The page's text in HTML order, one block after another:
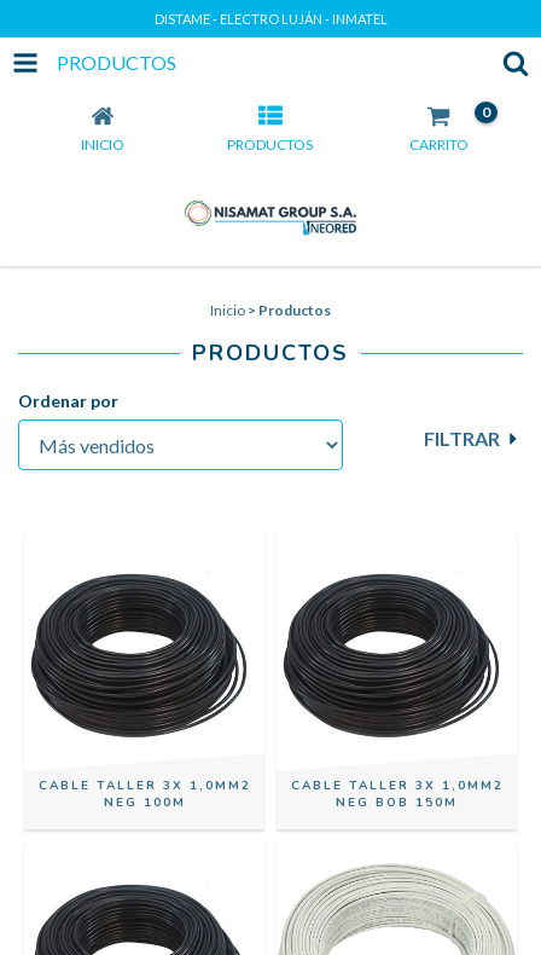
DISTAME - ELECTRO LUJÁN - INMATEL
PRODUCTOS
INICIO PRODUCTOS CARRITO
0
Inicio > Productos
PRODUCTOS
Ordenar por
FILTRAR
CABLE TALLER 3X 1,0MM2
NEG 100M
CABLE TALLER 3X 1,0MM2
NEG BOB 150M